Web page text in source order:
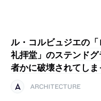
ル・コルビュジエの
礼拝堂」のステンド
者かに破壊されてし
ARCHITECTURE